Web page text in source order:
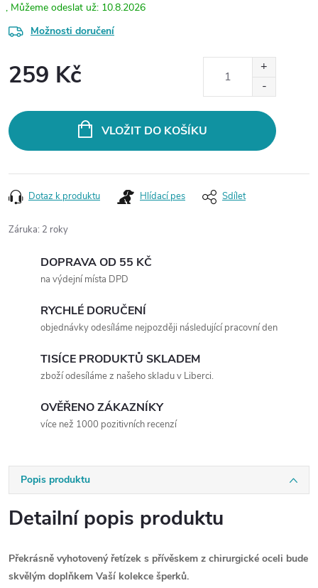
10.8.2026
Možnosti doručení
259 Kč
VLOŽIT DO KOŠÍKU
Dotaz k produktu Hlídací pes Sdílet
Záruka: 2 roky
DOPRAVA OD 55 KČ
na výdejní místa DPD
RYCHLÉ DORUČENÍ
objednávky odesíláme nejpozději následující pracovní den
TISÍCE PRODUKTŮ SKLADEM
zboží odesíláme z našeho skladu v Liberci.
OVĚŘENO ZÁKAZNÍKY
více než 1000 pozitivních recenzí
Popis produktu
Detailní popis produktu
Překrásně vyhotovený řetízek s přívěskem z chirurgické oceli bude
skvělým doplňkem Vaší kolekce šperků.